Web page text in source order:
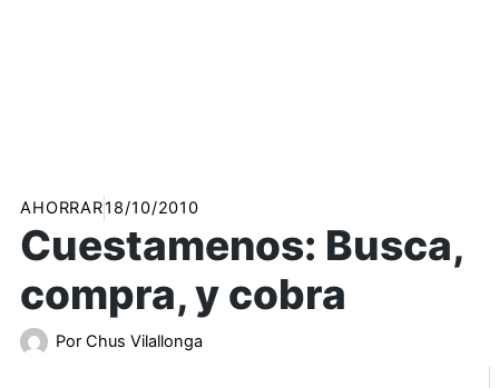
AHORRAR18/10/2010
Cuestamenos: Busca,
compra, y cobra
Por Chus Vilallonga